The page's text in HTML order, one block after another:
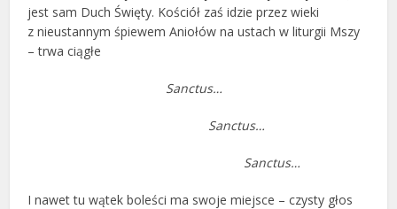
jest sam Duch Święty. Kościół zaś idzie przez wieki
z nieustannym śpiewem Aniołów na ustach w liturgii Mszy
– trwa ciągłe
Sanctus…
Sanctus…
Sanctus…
I nawet tu wątek boleści ma swoje miejsce – czysty głos